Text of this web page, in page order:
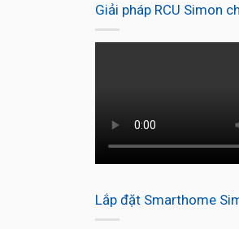
Giải pháp RCU Simon
Lắp đặt Smarthome